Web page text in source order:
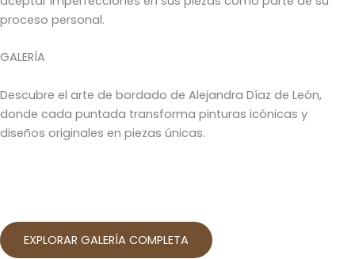
proceso personal.
GALERÍA
Descubre el arte de bordado de Alejandra Díaz de León,
donde cada puntada transforma pinturas icónicas y
diseños originales en piezas únicas.
EXPLORAR GALERÍA COMPLETA